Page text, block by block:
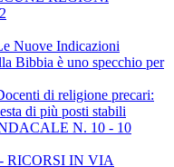
Nuove Indicazioni
Bibbia è uno specchio per
di religione precari:
di più posti stabili
N. 10 - 10
- RICORSI IN VIA